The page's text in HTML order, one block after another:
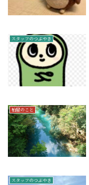
スタッフのつぶやき
柏屋のこと
スタッフのつぶやき